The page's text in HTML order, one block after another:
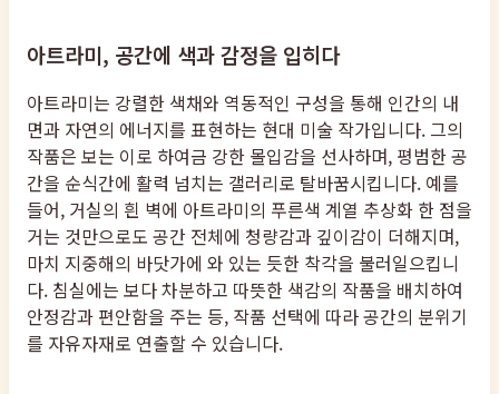
아트라미, 공간에 색과 감정을 입히다
아트라미는 강렬한 색채와 역동적인 구성을 통해 인간의 내
면과 자연의 에너지를 표현하는 현대 미술 작가입니다. 그의
작품은 보는 이로 하여금 강한 몰입감을 선사하며, 평범한 공
간을 순식간에 활력 넘치는 갤러리로 탈바꿈시킵니다. 예를
들어, 거실의 흰 벽에 아트라미의 푸른색 계열 추상화 한 점을
거는 것만으로도 공간 전체에 청량감과 깊이감이 더해지며,
마치 지중해의 바닷가에 와 있는 듯한 착각을 불러일으킵니
다. 침실에는 보다 차분하고 따뜻한 색감의 작품을 배치하여
안정감과 편안함을 주는 등, 작품 선택에 따라 공간의 분위기
를 자유자재로 연출할 수 있습니다.